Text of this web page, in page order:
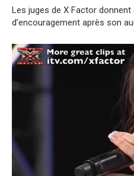
Les juges de X Factor
d’encouragement après son